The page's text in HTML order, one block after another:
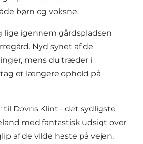
børn og voksne.
lige igennem gårdspladsen
. Nyd synet af de
mens du træder i
et længere ophold på
til Dovns Klint - det sydligste
med fantastisk udsigt over
af de vilde heste på vejen.